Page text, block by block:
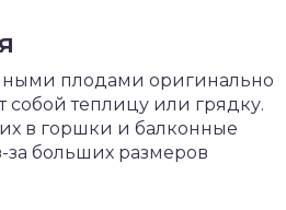
плодами оригинально
собой теплицу или грядку.
в горшки и балконные
больших размеров